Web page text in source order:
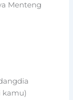
Menteng
kamu)